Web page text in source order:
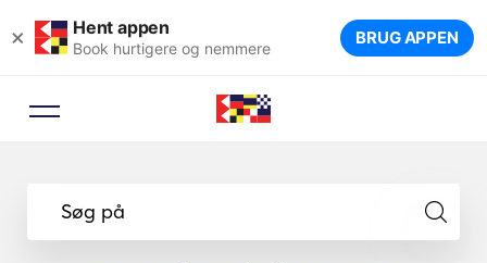
× Hent appen
Book hurtigere og nemmere BRUG APPEN
Søg på